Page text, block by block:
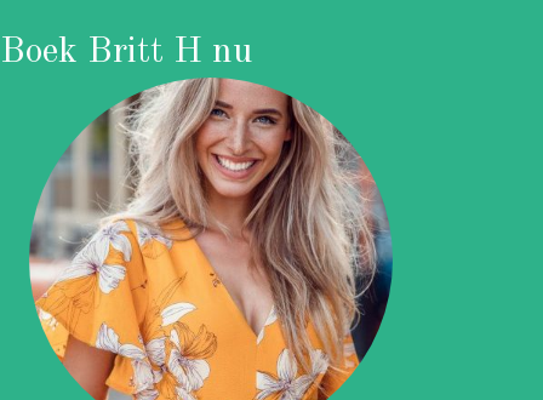
Boek Britt H nu